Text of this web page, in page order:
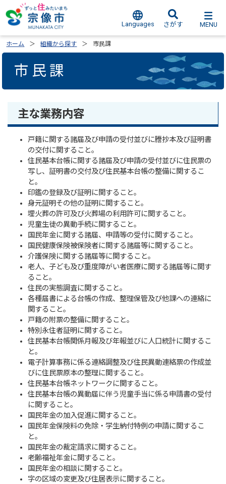
Languages さがす MENU
ホーム 組織から探す 市民課
市民課
主な業務内容
戸籍に関する諸届及び申請の受付並びに謄抄本及び証明書
の交付に関すること。
住民基本台帳に関する諸届及び申請の受付並びに住民票の
写し、証明書の交付及び住民基本台帳の整備に関するこ
と。
印鑑の登録及び証明に関すること。
身元証明その他の証明に関すること。
埋火葬の許可及び火葬場の利用許可に関すること。
児童生徒の異動手続に関すること。
国民年金に関する諸届、申請等の受付に関すること。
国民健康保険被保険者に関する諸届等に関すること。
介護保険に関する諸届等に関すること。
老人、子ども及び重度障がい者医療に関する諸届等に関す
ること。
住民の実態調査に関すること。
各種届書による台帳の作成、整理保管及び他課への連絡に
関すること。
戸籍の附票の整備に関すること。
特別永住者証明に関すること。
住民基本台帳関係月報及び年報並びに人口統計に関するこ
と。
電子計算事務に係る連絡調整及び住民異動連絡票の作成並
びに住民票原本の整理に関すること。
住民基本台帳ネットワークに関すること。
住民基本台帳の異動届に伴う児童手当に係る申請書の受付
に関すること。
国民年金の加入促進に関すること。
国民年金保険料の免除・学生納付特例の申請に関するこ
と。
国民年金の裁定請求に関すること。
老齢福祉年金に関すること。
国民年金の相談に関すること。
字の区域の変更及び住居表示に関すること。